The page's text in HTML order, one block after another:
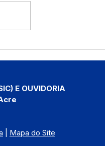
E OUVIDORIA
Mapa do Site